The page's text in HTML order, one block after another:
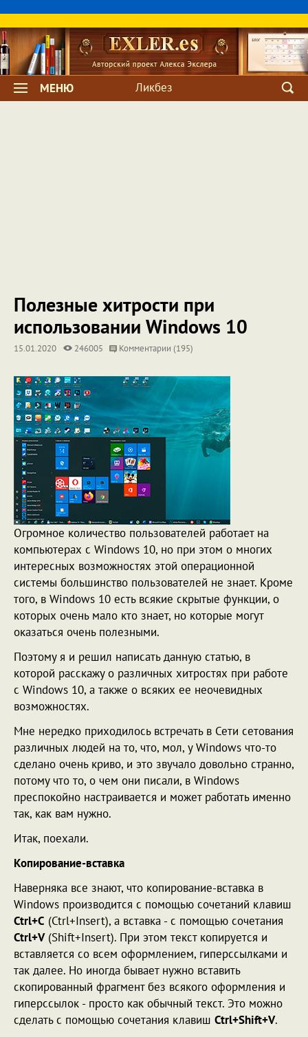
МЕНЮ Ликбез
Полезные хитрости при
использовании Windows 10
15.01.2020 246005 Комментарии (195)
Огромное количество пользователей работает на
компьютерах с Windows 10, но при этом о многих
интересных возможностях этой операционной
системы большинство пользователей не знает. Кроме
того, в Windows 10 есть всякие скрытые функции, о
которых очень мало кто знает, но которые могут
оказаться очень полезными.
Поэтому я и решил написать данную статью, в
которой расскажу о различных хитростях при работе
с Windows 10, а также о всяких ее неочевидных
возможностях.
Мне нередко приходилось встречать в Сети сетования
различных людей на то, что, мол, у Windows что-то
сделано очень криво, и это звучало довольно странно,
потому что то, о чем они писали, в Windows
преспокойно настраивается и может работать именно
так, как вам нужно.
Итак, поехали.
Копирование-вставка
Наверняка все знают, что копирование-вставка в
Windows производится с помощью сочетаний клавиш
Ctrl+С (Ctrl+Insert), а вставка - с помощью сочетания
Ctrl+V(Shift+Insert). При этом текст копируется и
вставляется со всем оформлением, гиперссылками и
так далее. Но иногда бывает нужно вставить
скопированный фрагмент без всякого оформления и
гиперссылок - просто как обычный текст. Это можно
сделать с помощью сочетания клавиш Ctrl+Shift+V.